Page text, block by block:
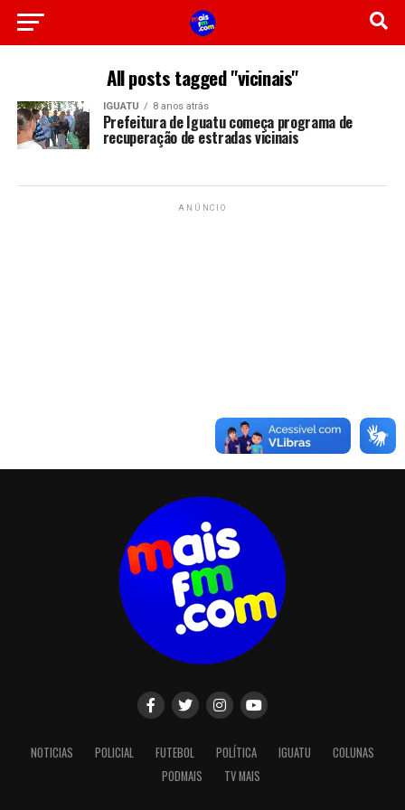
All posts tagged "vicinais"
IGUATU 8 anos atrás
Prefeitura de Iguatu começa programa de
recuperação de estradas vicinais
ANÚNCIO
NOTICIAS POLICIAL FUTEBOL POLÍTICA IGUATU
COLUNAS
PODMAIS
TV MAIS